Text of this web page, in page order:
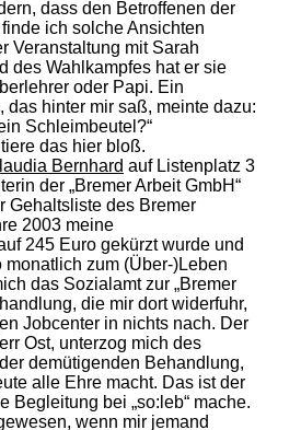
dass den Betroffenen der
ich solche Ansichten
Veranstaltung mit Sarah
des Wahlkampfes hat er sie
oder Papi. Ein
das hinter mir saß, meinte dazu:
Schleimbeutel?“
das hier bloß.
Bernhard auf Listenplatz 3
der „Bremer Arbeit GmbH“
Gehaltsliste des Bremer
2003 meine
245 Euro gekürzt wurde und
monatlich zum (Über-)Leben
das Sozialamt zur „Bremer
die mir dort widerfuhr,
Jobcenter in nichts nach. Der
Ost, unterzog mich des
demütigenden Behandlung,
alle Ehre macht. Das ist der
Begleitung bei „so:leb“ mache.
wenn mir jemand